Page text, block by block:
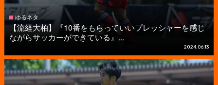
ゆるネタ
【流経大柏】『10番をもらっていいプレッシャーを感じ
ながらサッカーができている』...
2024.06.13